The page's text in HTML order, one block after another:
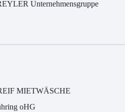
Unternehmensgruppe
MIETWÄSCHE
oHG